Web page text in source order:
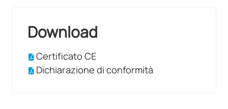
Download
Certificato CE
Dichiarazione di conformità